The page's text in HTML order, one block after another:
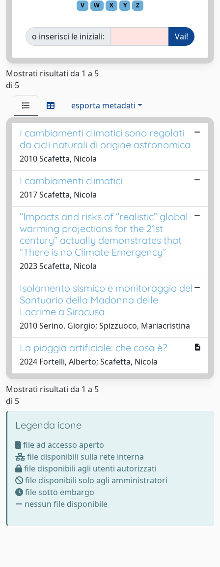
V
W X Y Z
o inserisci le iniziali:
Mostrati risultati da 1 a 5
di 5
esporta metadati
I cambiamenti climatici sono regolati
da cicli naturali di origine astronomica
2010 Scafetta, Nicola
I cambiamenti climatici
2017 Scafetta, Nicola
“Impacts and risks of “realistic” global
warming projections for the 21st
century” actually demonstrates that
“There is no Climate Emergency”
2023 Scafetta, Nicola
Isolamento sismico e monitoraggio del
Santuario della Madonna delle
Lacrime a Siracusa
2010 Serino, Giorgio; Spizzuoco, Mariacristina
La pioggia artificiale: che cosa è?
2024 Fortelli, Alberto; Scafetta, Nicola
Mostrati risultati da 1 a 5
di 5
Legenda icone
file ad accesso aperto
file disponibili sulla rete interna
file disponibili agli utenti autorizzati
file disponibili solo agli amministratori
file sotto embargo
nessun file disponibile